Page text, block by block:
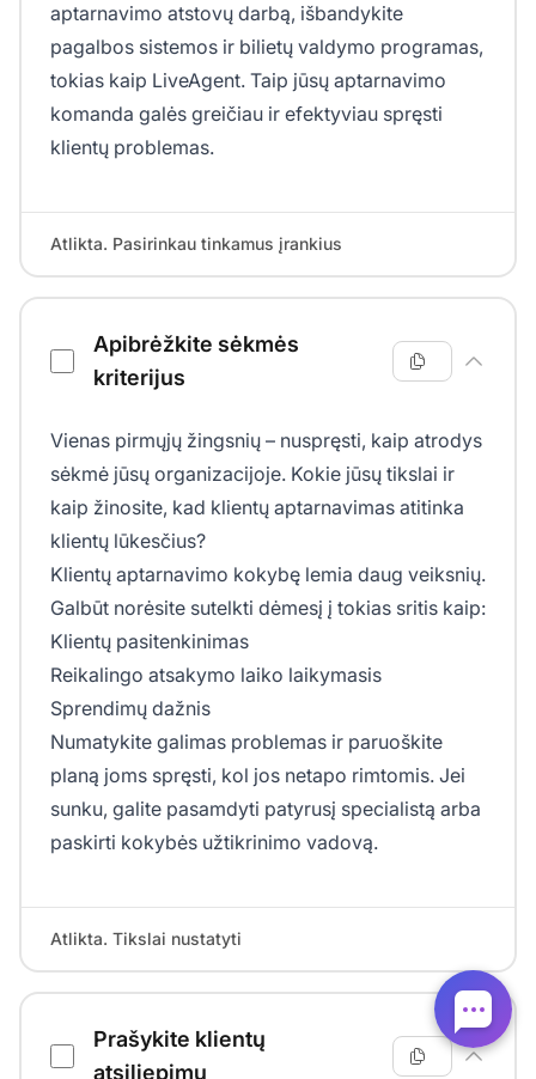
aptarnavimo atstovų darbą, išbandykite
pagalbos sistemos ir bilietų valdymo programas,
tokias kaip LiveAgent. Taip jūsų aptarnavimo
komanda galės greičiau ir efektyviau spręsti
klientų problemas.
Atlikta. Pasirinkau tinkamus įrankius
Apibrėžkite sėkmės
kriterijus
Vienas pirmųjų žingsnių – nuspręsti, kaip atrodys
sėkmė jūsų organizacijoje. Kokie jūsų tikslai ir
kaip žinosite, kad klientų aptarnavimas atitinka
klientų lūkesčius?
Klientų aptarnavimo kokybę lemia daug veiksnių.
Galbūt norėsite sutelkti dėmesį į tokias sritis kaip:
Klientų pasitenkinimas
Reikalingo atsakymo laiko laikymasis
Sprendimų dažnis
Numatykite galimas problemas ir paruoškite
planą joms spręsti, kol jos netapo rimtomis. Jei
sunku, galite pasamdyti patyrusį specialistą arba
paskirti kokybės užtikrinimo vadovą.
Atlikta. Tikslai nustatyti
Prašykite klientų
atsiliepimų